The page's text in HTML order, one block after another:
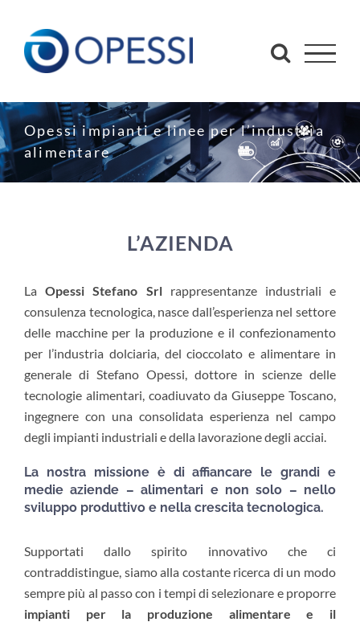
contenuto
Opessi impianti e linee per l’industria
alimentare
L’AZIENDA
LaOpessi Stefano Srlrappresentanze industriali e
consulenza tecnologica, nasce dall’esperienza nel settore
delle macchine per la produzione e il confezionamento
per l’industria dolciaria, del cioccolato e alimentare in
generale di Stefano Opessi, dottore in scienze delle
tecnologie alimentari, coadiuvato da Giuseppe Toscano,
ingegnere con una consolidata esperienza nel campo
degli impianti industriali e della lavorazione degli acciai.
La nostra missione è di affiancare le grandi e
medie aziende – alimentari e non solo – nello
sviluppo produttivo e nella crescita tecnologica.
Supportati dallo spirito innovativo che ci
contraddistingue, siamo alla costante ricerca di un modo
sempre più al passo con i tempi di selezionare e proporre
impianti per la produzione alimentare e il